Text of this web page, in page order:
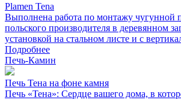
Plamen Tena
Выполнена работа по монтажу чугунной
польского производителя в деревянном
установкой на стальном листе и с
Подробнее
Печь-Камин
Печь Тена на фоне камня
Печь «Тена»: Сердце вашего дома, в